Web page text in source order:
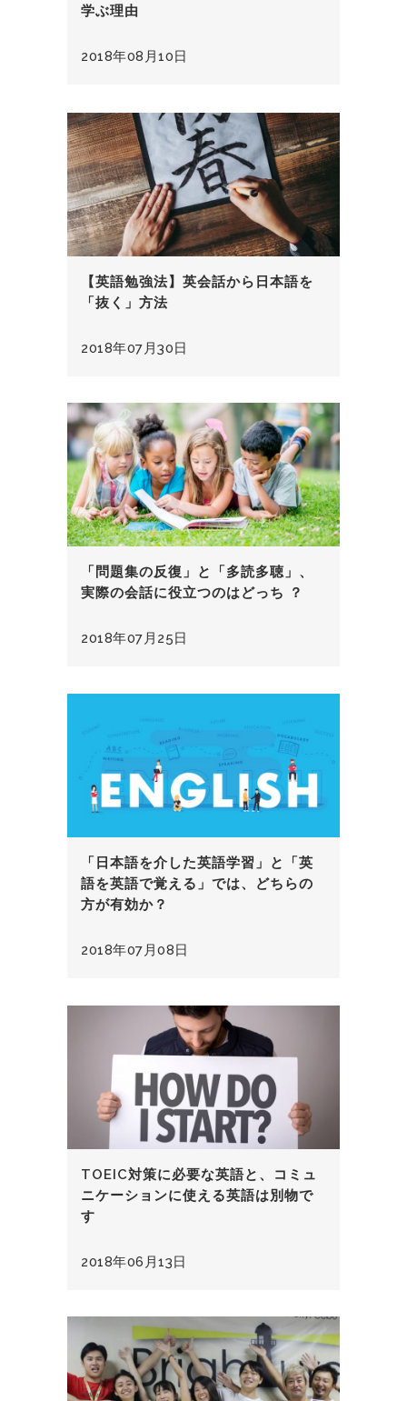
学ぶ理由
2018年08月10日
【英語勉強法】英会話から日本語を
「抜く」方法
2018年07月30日
「問題集の反復」と「多読多聴」、
実際の会話に役立つのはどっち ？
2018年07月25日
「日本語を介した英語学習」と「英
語を英語で覚える」では、どちらの
方が有効か？
2018年07月08日
TOEIC対策に必要な英語と、コミュ
ニケーションに使える英語は別物で
す
2018年06月13日